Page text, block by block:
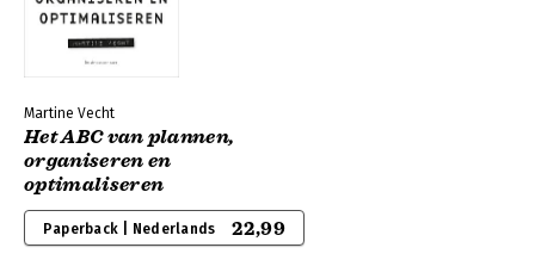
Martine Vecht
Het ABC van plannen,
organiseren en
optimaliseren
Paperback | Nederlands 22,99